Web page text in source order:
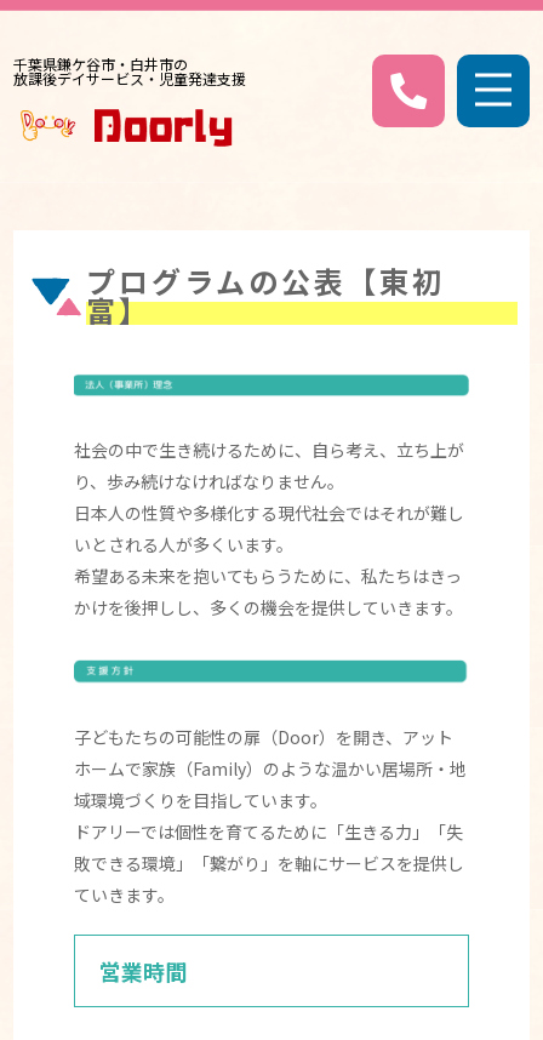
千葉県鎌ケ谷市・白井市の
放課後デイサービス・児童発達支援
プログラムの公表【東初
富】
社会の中で生き続けるために、自ら考え、立ち上が
り、歩み続けなければなりません。
日本人の性質や多様化する現代社会ではそれが難し
いとされる人が多くいます。
希望ある未来を抱いてもらうために、私たちはきっ
かけを後押しし、多くの機会を提供していきます。
子どもたちの可能性の扉（Door）を開き、アット
ホームで家族（Family）のような温かい居場所・地
域環境づくりを目指しています。
ドアリーでは個性を育てるために「生きる力」「失
敗できる環境」「繋がり」を軸にサービスを提供し
ていきます。
営業時間